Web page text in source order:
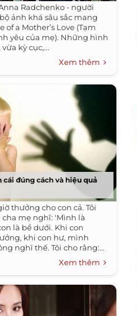
Radchenko - người
ảnh khá sâu sắc mang
of a Mother’s Love (Tạm
yêu của mẹ). Những hình
kỳ cục,...
Xem thêm
cái đúng cách và hiệu quả
thưởng cho con cả. Tôi
mẹ nghĩ: 'Mình là
là bề dưới. Khi con
khi con hư, mình
nghĩ thế. Tôi cho rằng:...
Xem thêm